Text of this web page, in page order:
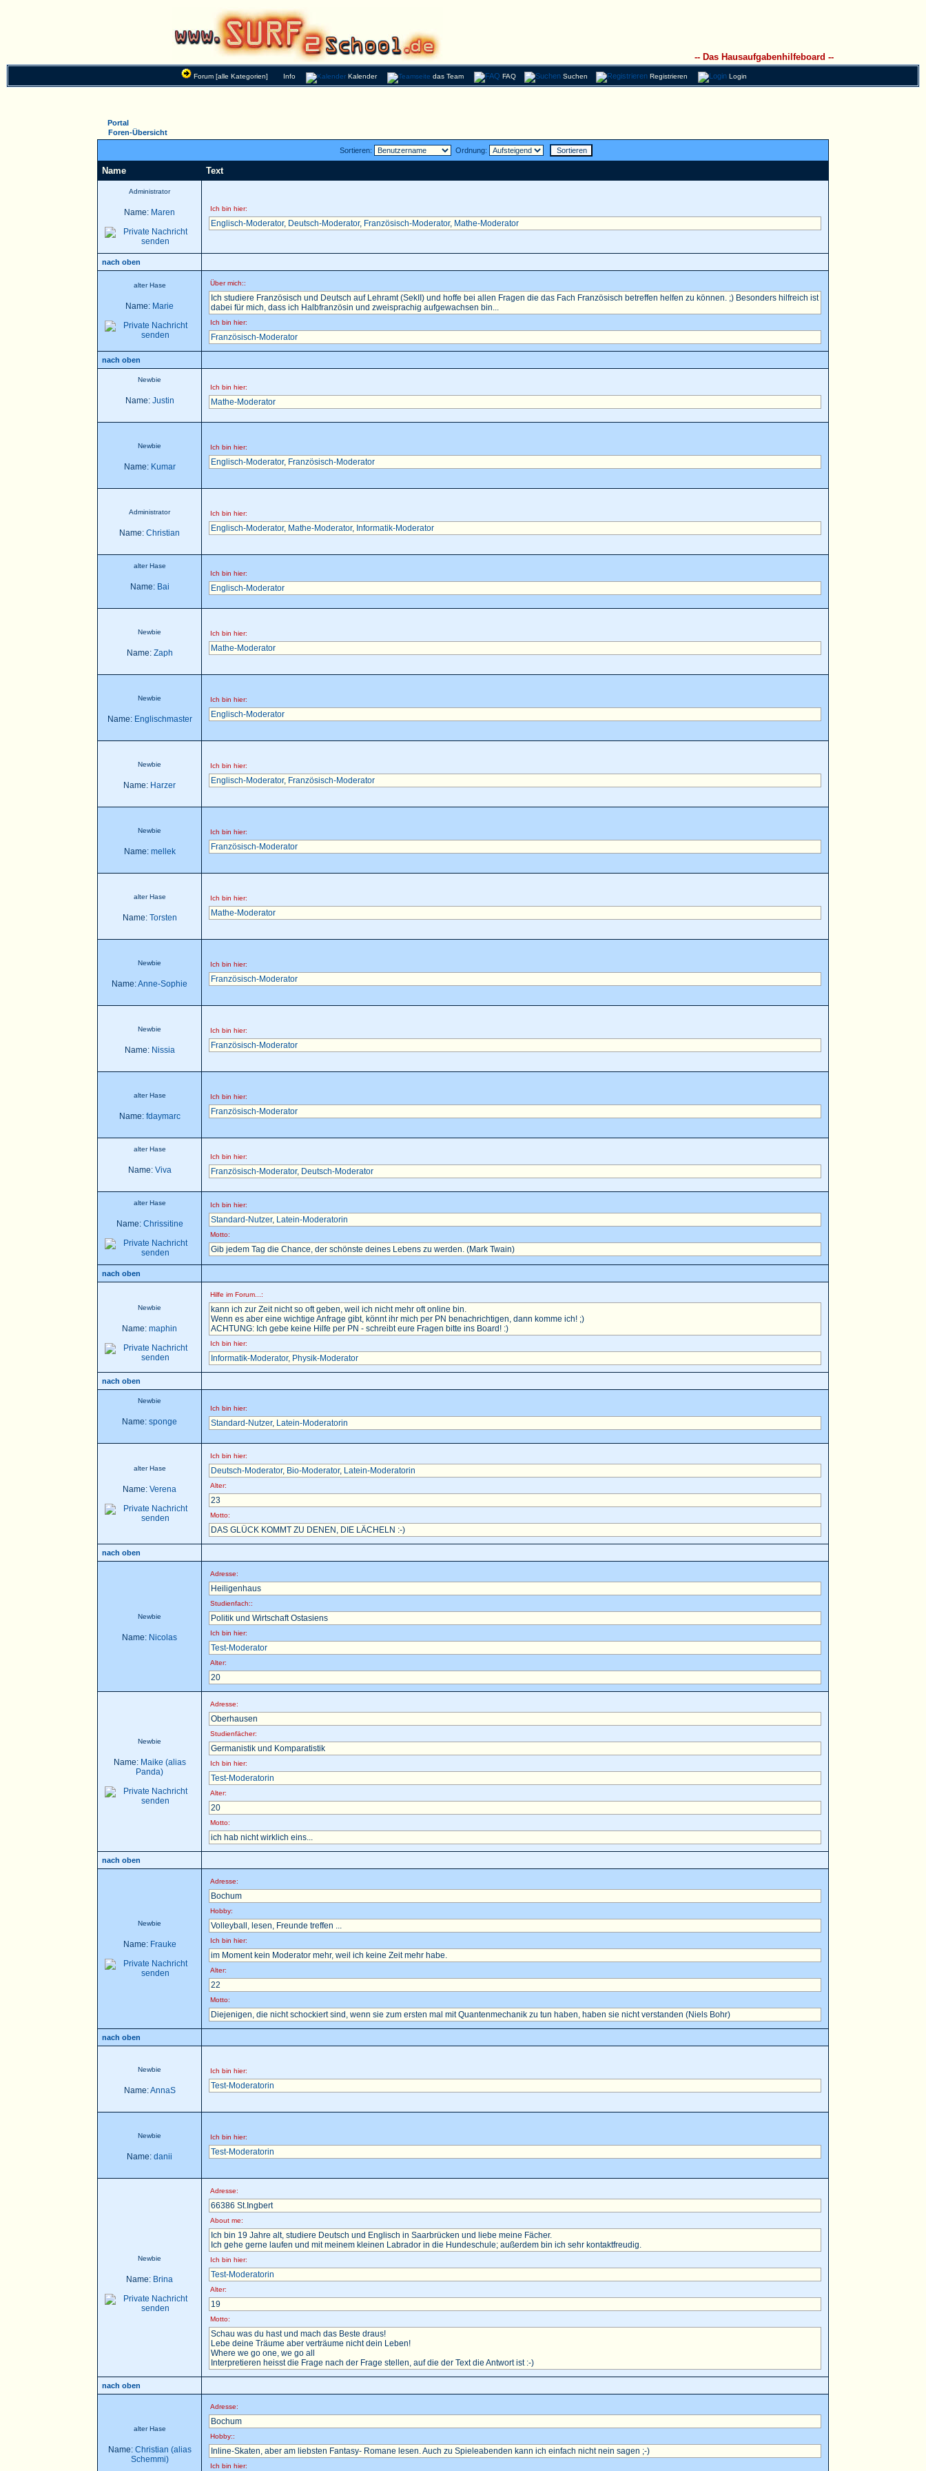
-- Das Hausaufgabenhilfeboard --
Forum [alle Kategorien] Info Kalender das Team FAQ Suchen Registrieren Login
Portal
Foren-Übersicht
Sortieren: Ordnung:
Name Text
Administrator
Name: Maren Ich bin hier:
Englisch-Moderator, Deutsch-Moderator, Französisch-Moderator, Mathe-Moderator
nach oben
alter Hase
Name: Marie
Über mich::
Ich studiere Französisch und Deutsch auf Lehramt (SekII) und hoffe bei allen Fragen die das Fach Französisch betreffen helfen zu können. ;) Besonders hilfreich ist
dabei für mich, dass ich Halbfranzösin und zweisprachig aufgewachsen bin...
Ich bin hier:
Französisch-Moderator
nach oben
Newbie
Name: Justin
Ich bin hier:
Mathe-Moderator
Newbie
Name: Kumar
Ich bin hier:
Englisch-Moderator, Französisch-Moderator
Administrator
Name: Christian
Ich bin hier:
Englisch-Moderator, Mathe-Moderator, Informatik-Moderator
alter Hase
Name: Bai
Ich bin hier:
Englisch-Moderator
Newbie
Name: Zaph
Ich bin hier:
Mathe-Moderator
Newbie
Name: Englischmaster
Ich bin hier:
Englisch-Moderator
Newbie
Name: Harzer
Ich bin hier:
Englisch-Moderator, Französisch-Moderator
Newbie
Name: mellek
Ich bin hier:
Französisch-Moderator
alter Hase
Name: Torsten
Ich bin hier:
Mathe-Moderator
Newbie
Name:Anne-Sophie
Ich bin hier:
Französisch-Moderator
Newbie
Name: Nissia
Ich bin hier:
Französisch-Moderator
alter Hase
Name: fdaymarc
Ich bin hier:
Französisch-Moderator
alter Hase
Name: Viva
Ich bin hier:
Französisch-Moderator, Deutsch-Moderator
alter Hase
Name: Chrissitine
Ich bin hier:
Standard-Nutzer, Latein-Moderatorin
Motto:
Gib jedem Tag die Chance, der schönste deines Lebens zu werden. (Mark Twain)
nach oben
Newbie
Name: maphin
Hilfe im Forum...:
kann ich zur Zeit nicht so oft geben, weil ich nicht mehr oft online bin.
Wenn es aber eine wichtige Anfrage gibt, könnt ihr mich per PN benachrichtigen, dann komme ich! ;)
ACHTUNG: Ich gebe keine Hilfe per PN - schreibt eure Fragen bitte ins Board! :)
Ich bin hier:
Informatik-Moderator, Physik-Moderator
nach oben
Newbie
Name: sponge
Ich bin hier:
Standard-Nutzer, Latein-Moderatorin
alter Hase
Name: Verena
Ich bin hier:
Deutsch-Moderator, Bio-Moderator, Latein-Moderatorin
Alter:
23
Motto:
DAS GLÜCK KOMMT ZU DENEN, DIE LÄCHELN :-)
nach oben
Newbie
Name: Nicolas
Adresse:
Heiligenhaus
Studienfach::
Politik und Wirtschaft Ostasiens
Ich bin hier:
Test-Moderator
Alter:
20
Newbie
Name: Maike (alias
Panda)
Adresse:
Oberhausen
Studienfächer:
Germanistik und Komparatistik
Ich bin hier:
Test-Moderatorin
Alter:
20
Motto:
ich hab nicht wirklich eins...
nach oben
Newbie
Name: Frauke
Adresse:
Bochum
Hobby:
Volleyball, lesen, Freunde treffen ...
Ich bin hier:
im Moment kein Moderator mehr, weil ich keine Zeit mehr habe.
Alter:
22
Motto:
Diejenigen, die nicht schockiert sind, wenn sie zum ersten mal mit Quantenmechanik zu tun haben, haben sie nicht verstanden (Niels Bohr)
nach oben
Newbie
Name:AnnaS
Ich bin hier:
Test-Moderatorin
Newbie
Name: danii
Ich bin hier:
Test-Moderatorin
Newbie
Name: Brina
Adresse:
66386 St.Ingbert
About me:
Ich bin 19 Jahre alt, studiere Deutsch und Englisch in Saarbrücken und liebe meine Fächer.
Ich gehe gerne laufen und mit meinem kleinen Labrador in die Hundeschule; außerdem bin ich sehr kontaktfreudig.
Ich bin hier:
Test-Moderatorin
Alter:
19
Motto:
Schau was du hast und mach das Beste draus!
Lebe deine Träume aber verträume nicht dein Leben!
Where we go one, we go all
Interpretieren heisst die Frage nach der Frage stellen, auf die der Text die Antwort ist :-)
nach oben
alter Hase
Name: Christian (alias
Schemmi)
Adresse:
Bochum
Hobby::
Inline-Skaten, aber am liebsten Fantasy- Romane lesen. Auch zu Spieleabenden kann ich einfach nicht nein sagen ;-)
Ich bin hier: